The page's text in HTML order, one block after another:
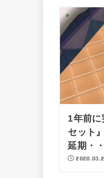
1年前に
セット
延期・